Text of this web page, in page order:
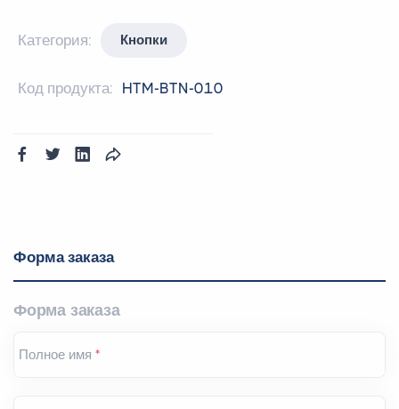
Категория: Кнопки
Код продукта: HTM-BTN-010
Форма заказа
Форма заказа
Полное имя *